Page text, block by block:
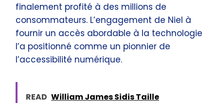
finalement profité à des millions de
consommateurs. L’engagement de Niel à
fournir un accès abordable à la technologie
l’a positionné comme un pionnier de
l’accessibilité numérique.
READ William James Sidis Taille